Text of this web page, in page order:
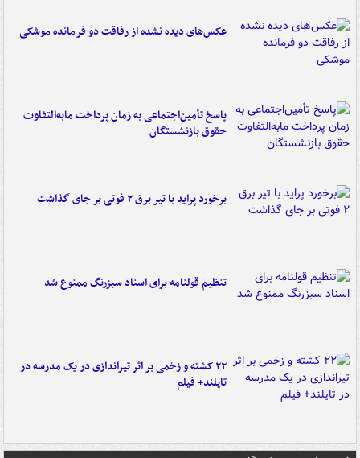
عکس‌های دیده نشده از رفاقت دو فرمانده‌ موشکی
پاسخ تأمین‌اجتماعی به زمان پرداخت مابه‌التفاوت
حقوق بازنشستگان
برخورد پراید با تیر برق ۲ فوتی بر جای گذاشت
تنظیم قولنامه برای اسناد سبزرنگ ممنوع شد
۲۲ کشته و زخمی بر اثر تیراندازی در یک مدرسه در
تایلند+ فیلم